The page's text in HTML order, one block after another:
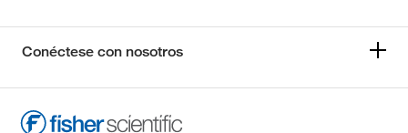
Conéctese con nosotros